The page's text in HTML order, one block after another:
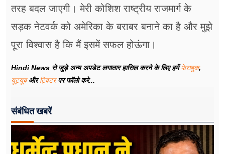
तरह बदल जाएगी। मेरी कोशिश राष्ट्रीय राजमार्ग के
सड़क नेटवर्क को अमेरिका के बराबर बनाने का है और मुझे
पूरा विश्वास है कि मैं इसमें सफल होऊंगा।
Hindi News से जुड़े अन्य अपडेट लगातार हासिल करने के लिए हमेंफेसबुक,
यूट्यूबऔरट्विटरपर फॉलो करे...
संबंधित खबरें